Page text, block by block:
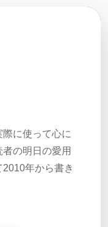
に使って心に
の明日の愛用
年から書き